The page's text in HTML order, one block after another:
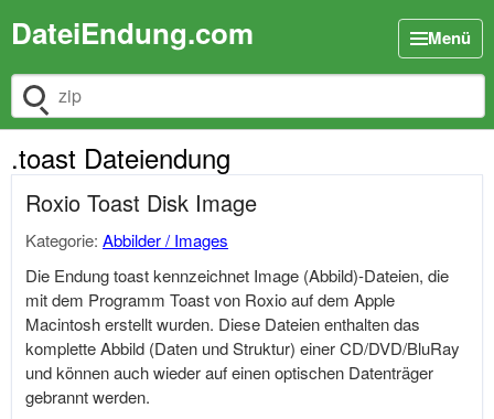
DateiEndung.com Menü
Dateiendung suchen
.toast Dateiendung
Roxio Toast Disk Image
Kategorie: Abbilder / Images
Die Endung toast kennzeichnet Image (Abbild)-Dateien, die
mit dem Programm Toast von Roxio auf dem Apple
Macintosh erstellt wurden. Diese Dateien enthalten das
komplette Abbild (Daten und Struktur) einer CD/DVD/BluRay
und können auch wieder auf einen optischen Datenträger
gebrannt werden.